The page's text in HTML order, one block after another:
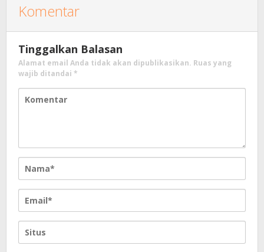
Komentar
Tinggalkan Balasan
Alamat email Anda tidak akan dipublikasikan. Ruas yang
wajib ditandai *